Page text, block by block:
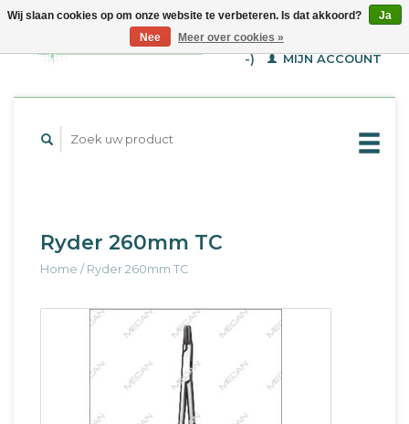
WINKELWAGEN (€--,-
-)
MIJN ACCOUNT
Ryder 260mm TC
Home /Ryder 260mm TC
Wij slaan cookies op om onze website te verbeteren. Is dat akkoord?
Ja
Nee
Meer over cookies »